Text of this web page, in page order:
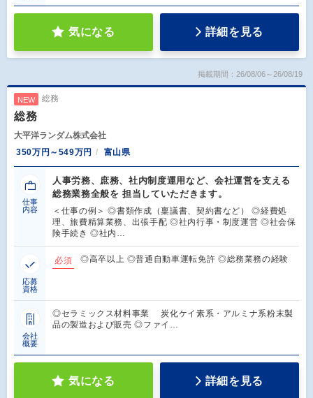
気になる 詳細を見る
掲載期間：26/08/06～26/08/19
NEW 総務
総務
大平洋ランダム株式会社
350万円～549万円
富山県
仕事
内容
人事労務、庶務、社内制度運用など、会社運営を支える
総務業務全般を 担当していただきます。
＜仕事の例＞ ◎書類作成（稟議書、契約書など） ◎経費処
理、旅費精算業務、出張手配 ◎社内行事・制度運営 ◎社会保
険手続き ◎社内…
応募
資格
必須 ◎高卒以上 ◎普通自動車運転免許 ◎総務業務の経験
会社
概要
◎セラミックス材料事業 炭化ケイ素系・アルミナ系粉末製
品の製造および販売 ◎ファイ…
気になる 詳細を見る